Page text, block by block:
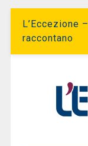
L’Eccezione
raccontano